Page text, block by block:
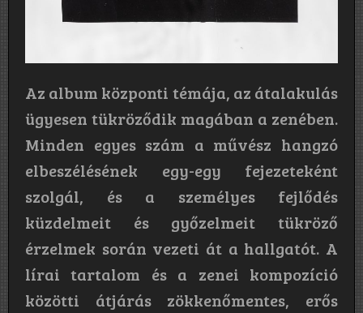
Az album központi témája, az átalakulás
ügyesen tükröződik magában a zenében.
Minden egyes szám a művész hangzó
elbeszélésének egy-egy fejezeteként
szolgál, és a személyes fejlődés
küzdelmeit és győzelmeit tükröző
érzelmek során vezeti át a hallgatót. A
lírai tartalom és a zenei kompozíció
közötti átjárás zökkenőmentes, erős